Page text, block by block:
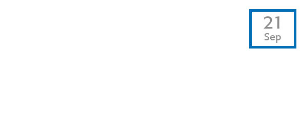
21
Sep